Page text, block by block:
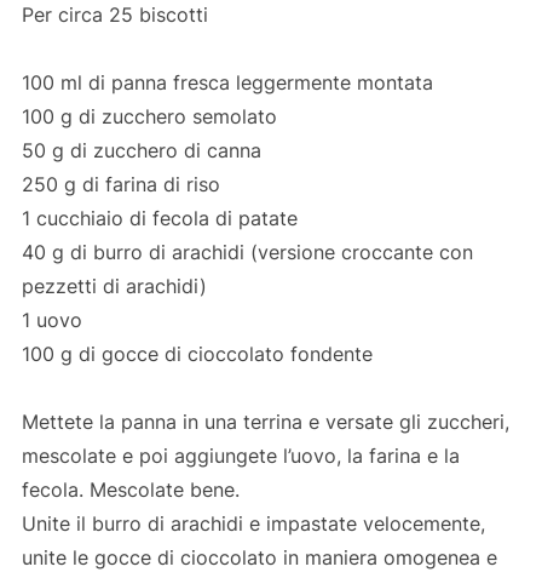
Per circa 25 biscotti
100 ml di panna fresca leggermente montata
100 g di zucchero semolato
50 g di zucchero di canna
250 g di farina di riso
1 cucchiaio di fecola di patate
40 g di burro di arachidi (versione croccante con
pezzetti di arachidi)
1 uovo
100 g di gocce di cioccolato fondente
Mettete la panna in una terrina e versate gli zuccheri,
mescolate e poi aggiungete l’uovo, la farina e la
fecola. Mescolate bene.
Unite il burro di arachidi e impastate velocemente,
unite le gocce di cioccolato in maniera omogenea e